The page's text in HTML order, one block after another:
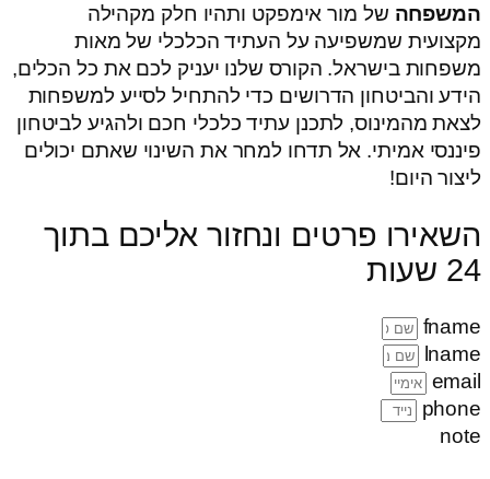
המשפחה של מור אימפקט ותהיו חלק מקהילה
מקצועית שמשפיעה על העתיד הכלכלי של מאות
משפחות בישראל. הקורס שלנו יעניק לכם את כל הכלים,
הידע והביטחון הדרושים כדי להתחיל לסייע למשפחות
לצאת מהמינוס, לתכנן עתיד כלכלי חכם ולהגיע לביטחון
פיננסי אמיתי. אל תדחו למחר את השינוי שאתם יכולים
ליצור היום!
השאירו פרטים ונחזור אליכם בתוך
24 שעות
fname
lname
email
phone
note